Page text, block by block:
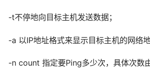
-t不停地向目标主机发送数据；
-a 以IP地址格式来显示目标主机的网络地
-n count 指定要Ping多少次，具体次数